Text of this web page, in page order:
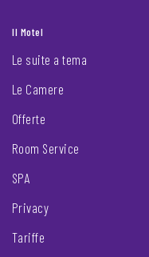
Il Motel
Le suite a tema
Le Camere
Offerte
Room Service
SPA
Privacy
Tariffe